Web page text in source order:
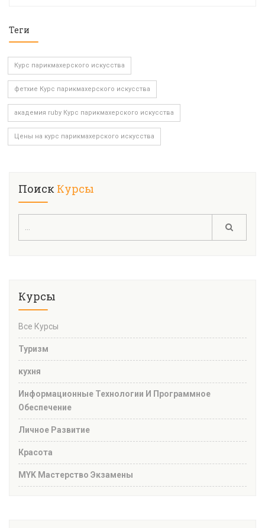
Теги
Курс парикмахерского искусства
фетхие Курс парикмахерского искусства
академия ruby Курс парикмахерского искусства
Цены на курс парикмахерского искусства
Поиск Курсы
Курсы
Все Курсы
Туризм
кухня
Информационные Технологии И Программное
Обеспечение
Личное Развитие
Красота
MYK Мастерство Экзамены